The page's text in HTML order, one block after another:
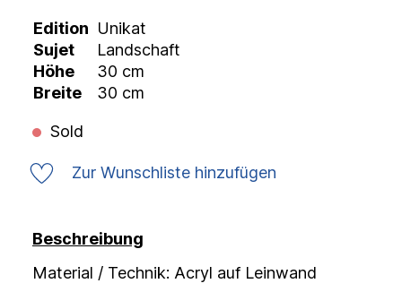
Edition Unikat
Sujet
Landschaft
Höhe
30 cm
Breite
30 cm
Sold
Zur Wunschliste hinzufügen
Beschreibung
Material / Technik: Acryl auf Leinwand